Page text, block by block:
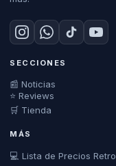
SECCIONES
📰 Noticias
⭐ Reviews
🛒 Tienda
MÁS
💻 Lista de Precios Retro